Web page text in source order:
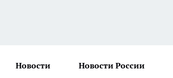
Новости Новости России